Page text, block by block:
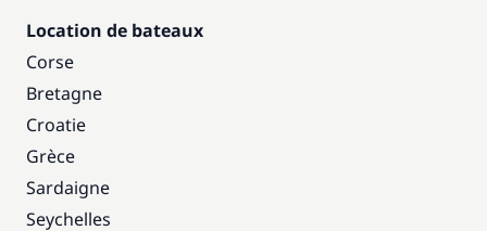
Location de bateaux
Corse
Bretagne
Croatie
Grèce
Sardaigne
Seychelles